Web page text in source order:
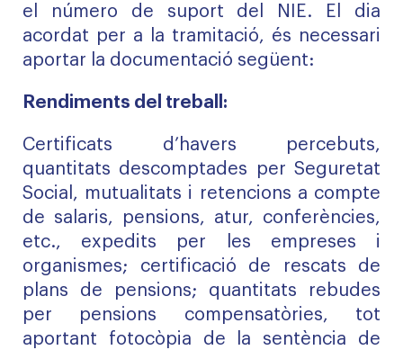
el número de suport del NIE. El dia
acordat per a la tramitació, és necessari
aportar la documentació següent:
Rendiments del treball:
Certificats d’havers percebuts,
quantitats descomptades per Seguretat
Social, mutualitats i retencions a compte
de salaris, pensions, atur, conferències,
etc., expedits per les empreses i
organismes; certificació de rescats de
plans de pensions; quantitats rebudes
per pensions compensatòries, tot
aportant fotocòpia de la sentència de